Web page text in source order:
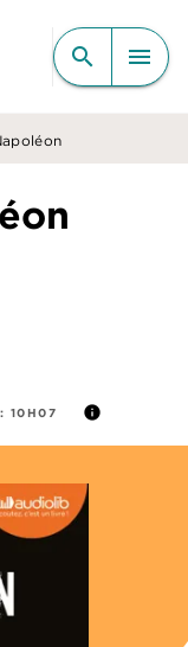
search menu
10H07 info